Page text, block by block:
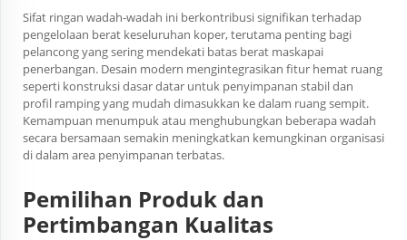
Sifat ringan wadah-wadah ini berkontribusi signifikan terhadap
pengelolaan berat keseluruhan koper, terutama penting bagi
pelancong yang sering mendekati batas berat maskapai
penerbangan. Desain modern mengintegrasikan fitur hemat ruang
seperti konstruksi dasar datar untuk penyimpanan stabil dan
profil ramping yang mudah dimasukkan ke dalam ruang sempit.
Kemampuan menumpuk atau menghubungkan beberapa wadah
secara bersamaan semakin meningkatkan kemungkinan organisasi
di dalam area penyimpanan terbatas.
Pemilihan Produk dan
Pertimbangan Kualitas